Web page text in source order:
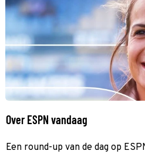
Over ESPN vandaag
Een round-up van de dag op